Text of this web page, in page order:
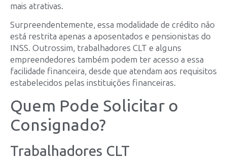
mais atrativas.
Surpreendentemente, essa modalidade de crédito não
está restrita apenas a aposentados e pensionistas do
INSS. Outrossim, trabalhadores CLT e alguns
empreendedores também podem ter acesso a essa
facilidade financeira, desde que atendam aos requisitos
estabelecidos pelas instituições financeiras.
Quem Pode Solicitar o
Consignado?
Trabalhadores CLT